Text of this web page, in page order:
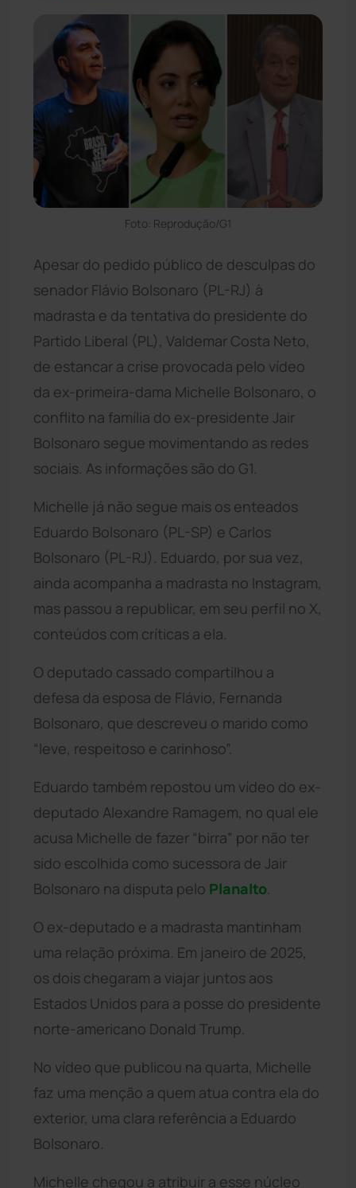
Foto: Reprodução/G1
Apesar do pedido público de desculpas do
senador Flávio Bolsonaro (PL-RJ) à
madrasta e da tentativa do presidente do
Partido Liberal (PL), Valdemar Costa Neto,
de estancar a crise provocada pelo vídeo
da ex-primeira-dama Michelle Bolsonaro, o
conflito na família do ex-presidente Jair
Bolsonaro segue movimentando as redes
sociais. As informações são do G1.
Michelle já não segue mais os enteados
Eduardo Bolsonaro (PL-SP) e Carlos
Bolsonaro (PL-RJ). Eduardo, por sua vez,
ainda acompanha a madrasta no Instagram,
mas passou a republicar, em seu perfil no X,
conteúdos com críticas a ela.
O deputado cassado compartilhou a
defesa da esposa de Flávio, Fernanda
Bolsonaro, que descreveu o marido como
“leve, respeitoso e carinhoso”.
Eduardo também repostou um vídeo do ex-
deputado Alexandre Ramagem, no qual ele
acusa Michelle de fazer “birra” por não ter
sido escolhida como sucessora de Jair
Bolsonaro na disputa pelo Planalto
O ex-deputado e a madrasta mantinham
uma relação próxima. Em janeiro de 2025,
os dois chegaram a viajar juntos aos
Estados Unidos para a posse do presidente
norte-americano Donald Trump.
No vídeo que publicou na quarta, Michelle
faz uma menção a quem atua contra ela do
exterior, uma clara referência a Eduardo
Bolsonaro.
Michelle chegou a atribuir a esse núcleo